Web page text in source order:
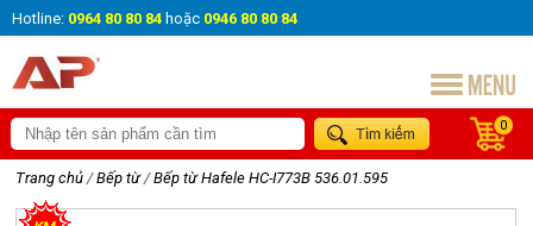
Hotline: 0964 80 80 84 hoặc 0946 80 80 84
0
Trang chủ / Bếp từ / Bếp từ Hafele HC-I773B 536.01.595